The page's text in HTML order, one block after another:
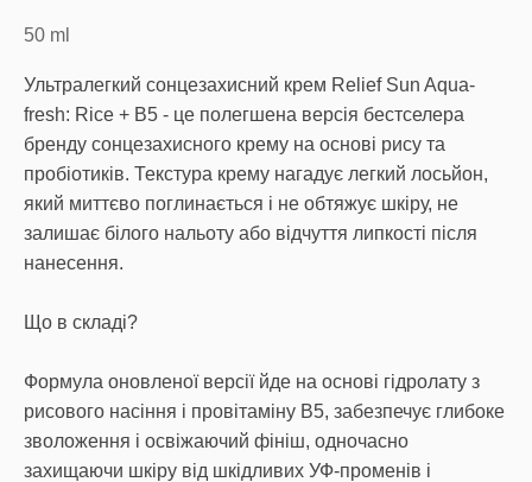
50 ml
Ультралегкий сонцезахисний крем Relief Sun Aqua-
fresh: Rice + B5 - це полегшена версія бестселера
бренду сонцезахисного крему на основі рису та
пробіотиків. Текстура крему нагадує легкий лосьйон,
який миттєво поглинається і не обтяжує шкіру, не
залишає білого нальоту або відчуття липкості після
нанесення.
Що в складі?
Формула оновленої версії йде на основі гідролату з
рисового насіння і провітаміну В5, забезпечує глибоке
зволоження і освіжаючий фініш, одночасно
захищаючи шкіру від шкідливих УФ-променів і